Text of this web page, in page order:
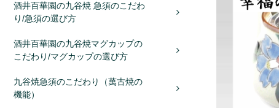
酒井百華園の九谷焼 急須のこだわ
り/急須の選び方
酒井百華園の九谷焼マグカップの
こだわり/マグカップの選び方
九谷焼急須のこだわり（萬古焼の
機能）